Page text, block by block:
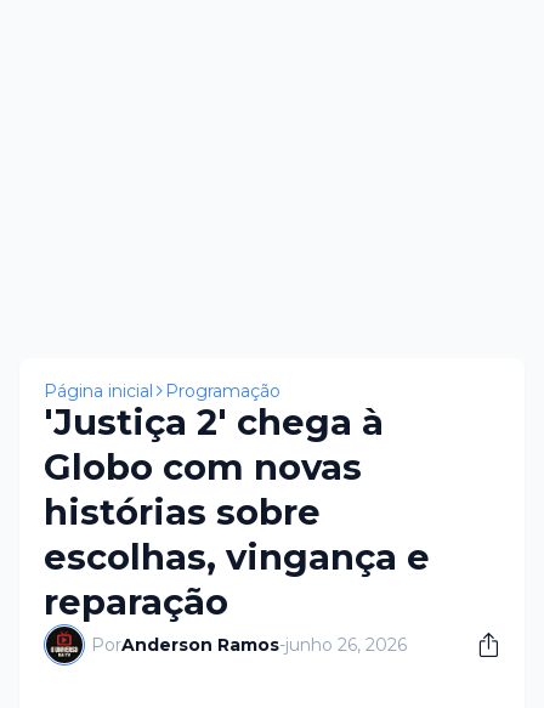
Página inicial Programação
'Justiça 2' chega à
Globo com novas
histórias sobre
escolhas, vingança e
reparação
PorAnderson Ramos-junho 26, 2026